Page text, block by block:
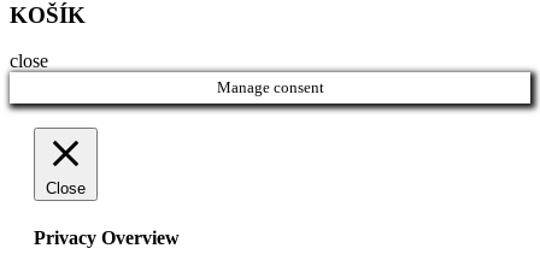
KOŠÍK
close
Manage consent
Close
Privacy Overview